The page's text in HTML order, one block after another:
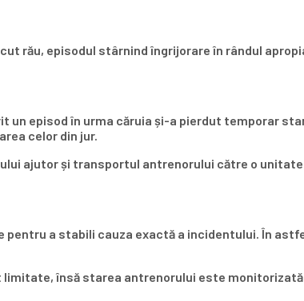
rău, episodul stârnind îngrijorare în rândul
episod în urma căruia și-a pierdut temporar
celor din jur.
ajutor și transportul antrenorului către o
pentru a stabili cauza exactă a incidentului. În
însă starea antrenorului este monitorizată